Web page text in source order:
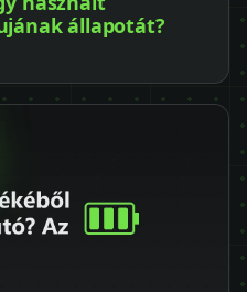
állapotát?